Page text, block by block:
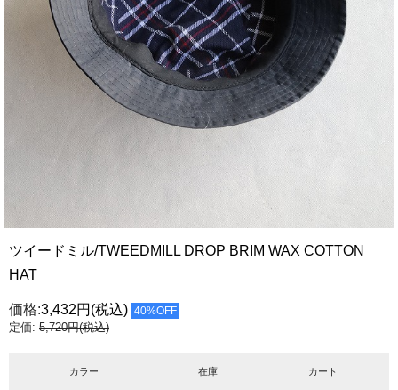
ツイードミル/TWEEDMILL DROP BRIM WAX COTTON
HAT
価格:3,432円 (税込) 40%OFF
定価: 5,720円(税込)
カラー 在庫 カート